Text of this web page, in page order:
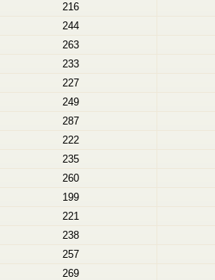
216
244
263
233
227
249
287
222
235
260
199
221
238
257
269